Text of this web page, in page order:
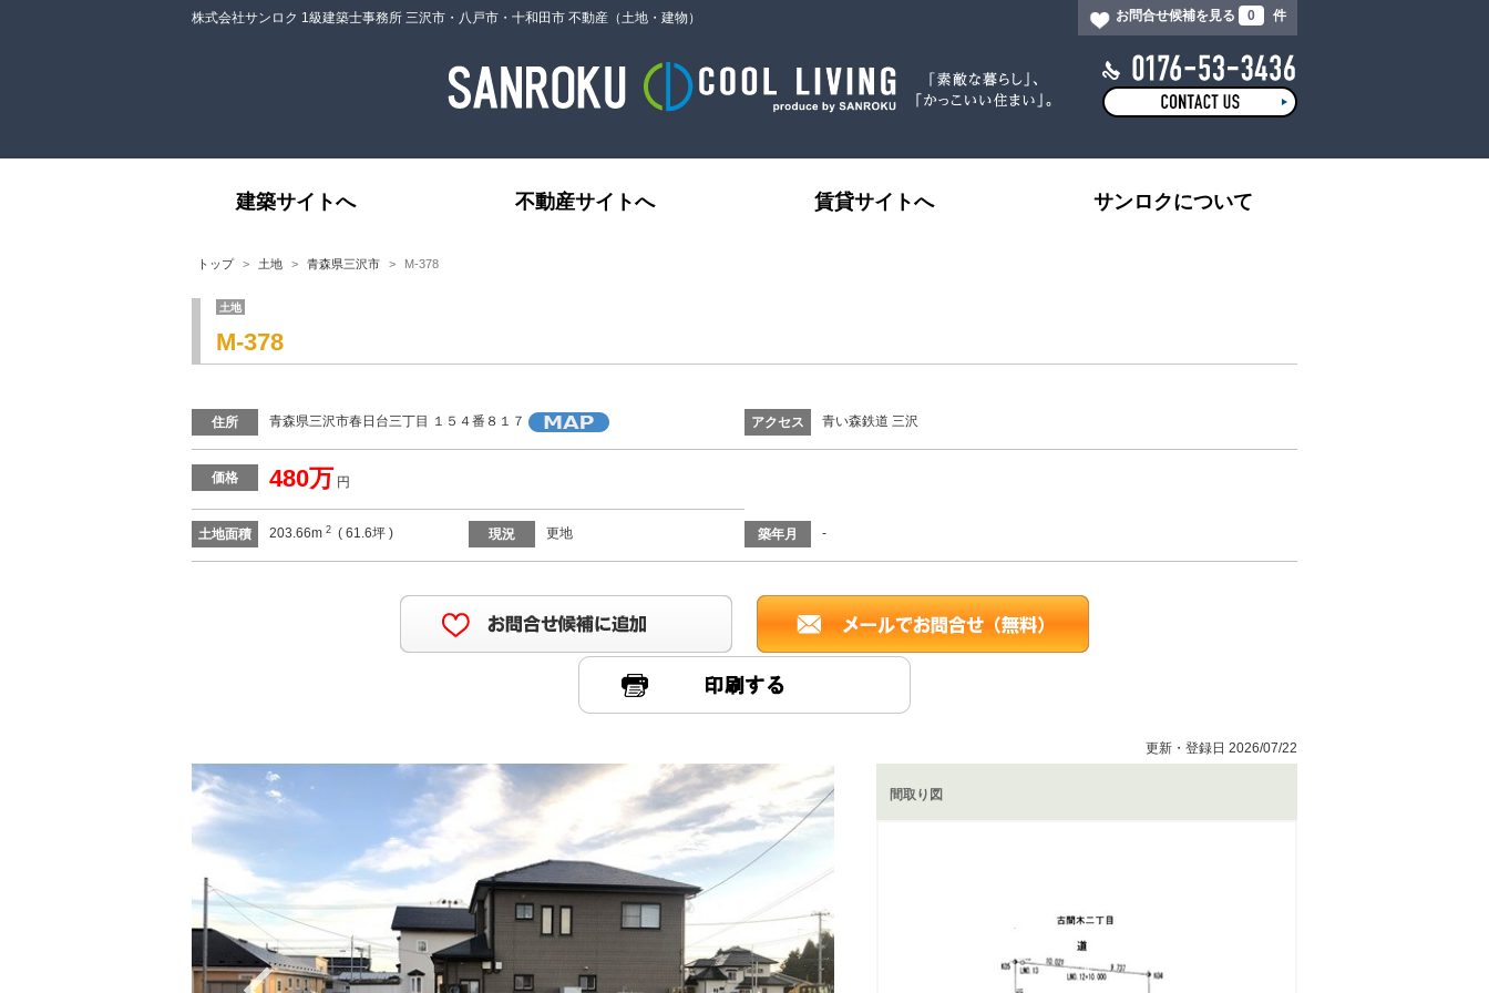
株式会社サンロク 1級建築士事務所 三沢市・八戸市・十和田市 不動産（土地・建物） お問合せ候補を見る 0 件
建築サイトへ 不動産サイトへ 賃貸サイトへ サンロクについて
トップ 土地 青森県三沢市 M-378
土地
M-378
住所 青森県三沢市春日台三丁目 １５４番８１７ アクセス 青い森鉄道 三沢
価格 480万 円
土地面積 203.66m 2 ( 61.6坪 ) 現況 更地 築年月 -
更新・登録日 2026/07/22
間取り図